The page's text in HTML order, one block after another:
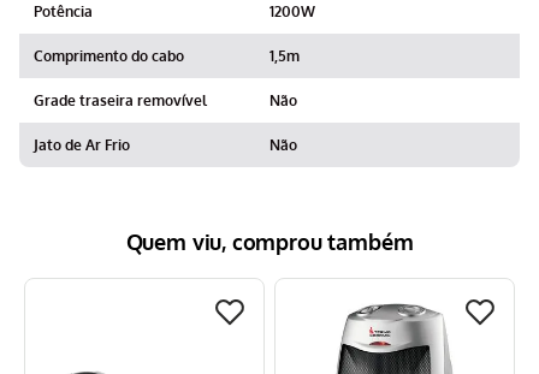
Potência 1200W
Comprimento do cabo 1,5m
Grade traseira removível Não
Jato de Ar Frio Não
Quem viu, comprou também